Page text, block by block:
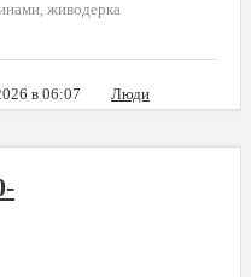
живодерка
в 06:07 Люди